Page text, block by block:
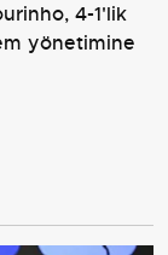
4-1'lik
yönetimine